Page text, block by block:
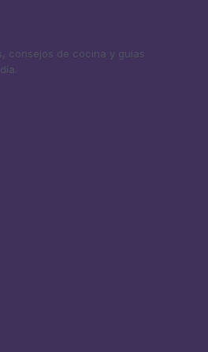
consejos de cocina y guías